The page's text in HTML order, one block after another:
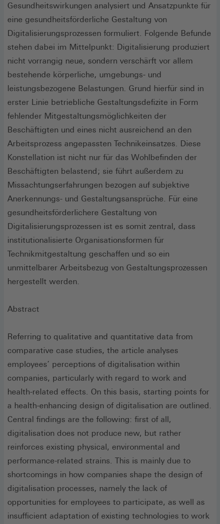
Gesundheitswirkungen analysiert und Ansatzpunkte für
eine gesundheitsförderliche Gestaltung von
Digitalisierungsprozessen formuliert. Folgende Befunde
stehen dabei im Mittelpunkt: Digitalisierung produziert
nicht vorrangig neue, sondern verschärft vor allem
bestehende körperliche, umgebungs- und
leistungsbezogene Belastungen. Grund hierfür sind in
erster Linie betriebliche Gestaltungsdefizite in Form
fehlender Mitgestaltungsmöglichkeiten der
Beschäftigten und eines nicht ausreichend an den
Arbeitsprozess angepassten Technikeinsatzes. Diese
Konstellation ist nicht nur für das Wohlbefinden der
Beschäftigten belastend ; sie führt außerdem zu
Missachtungserfahrungen bezogen auf subjektive
Anerkennungs- und Gestaltungsansprüche. Für eine
gesundheitsförderlichere Gestaltung von
Digitalisierungsprozessen ist es somit zentral, dass
institutionalisierte Organisationsformen für
Technikmitgestaltung geschaffen und so ein
unmittelbarer Arbeitsbezug von Gestaltungsprozessen
hergestellt werden.
Abstract
Referring to qualitative and quantitative data from
comparative case studies, the article analyses
employees’ perceptions of digitalisation within
companies, particularly with regard to work and
health-related effects. On this basis, starting points for
a health-enhancing design of digitalisation are outlined.
Central findings are the following: first of all,
digitalisation does not produce new, but rather
reinforces existing physical, environmental and
performance-related strains. This is mainly due to
shortcomings in how companies shape the design of
digitalisation processes, namely the lack of
opportunities for employees to participate, as well as
insufficient adaptation of existing technologies to work